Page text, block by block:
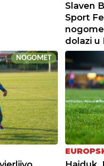
Slaven
Sport
dolazi u
NOGOMET